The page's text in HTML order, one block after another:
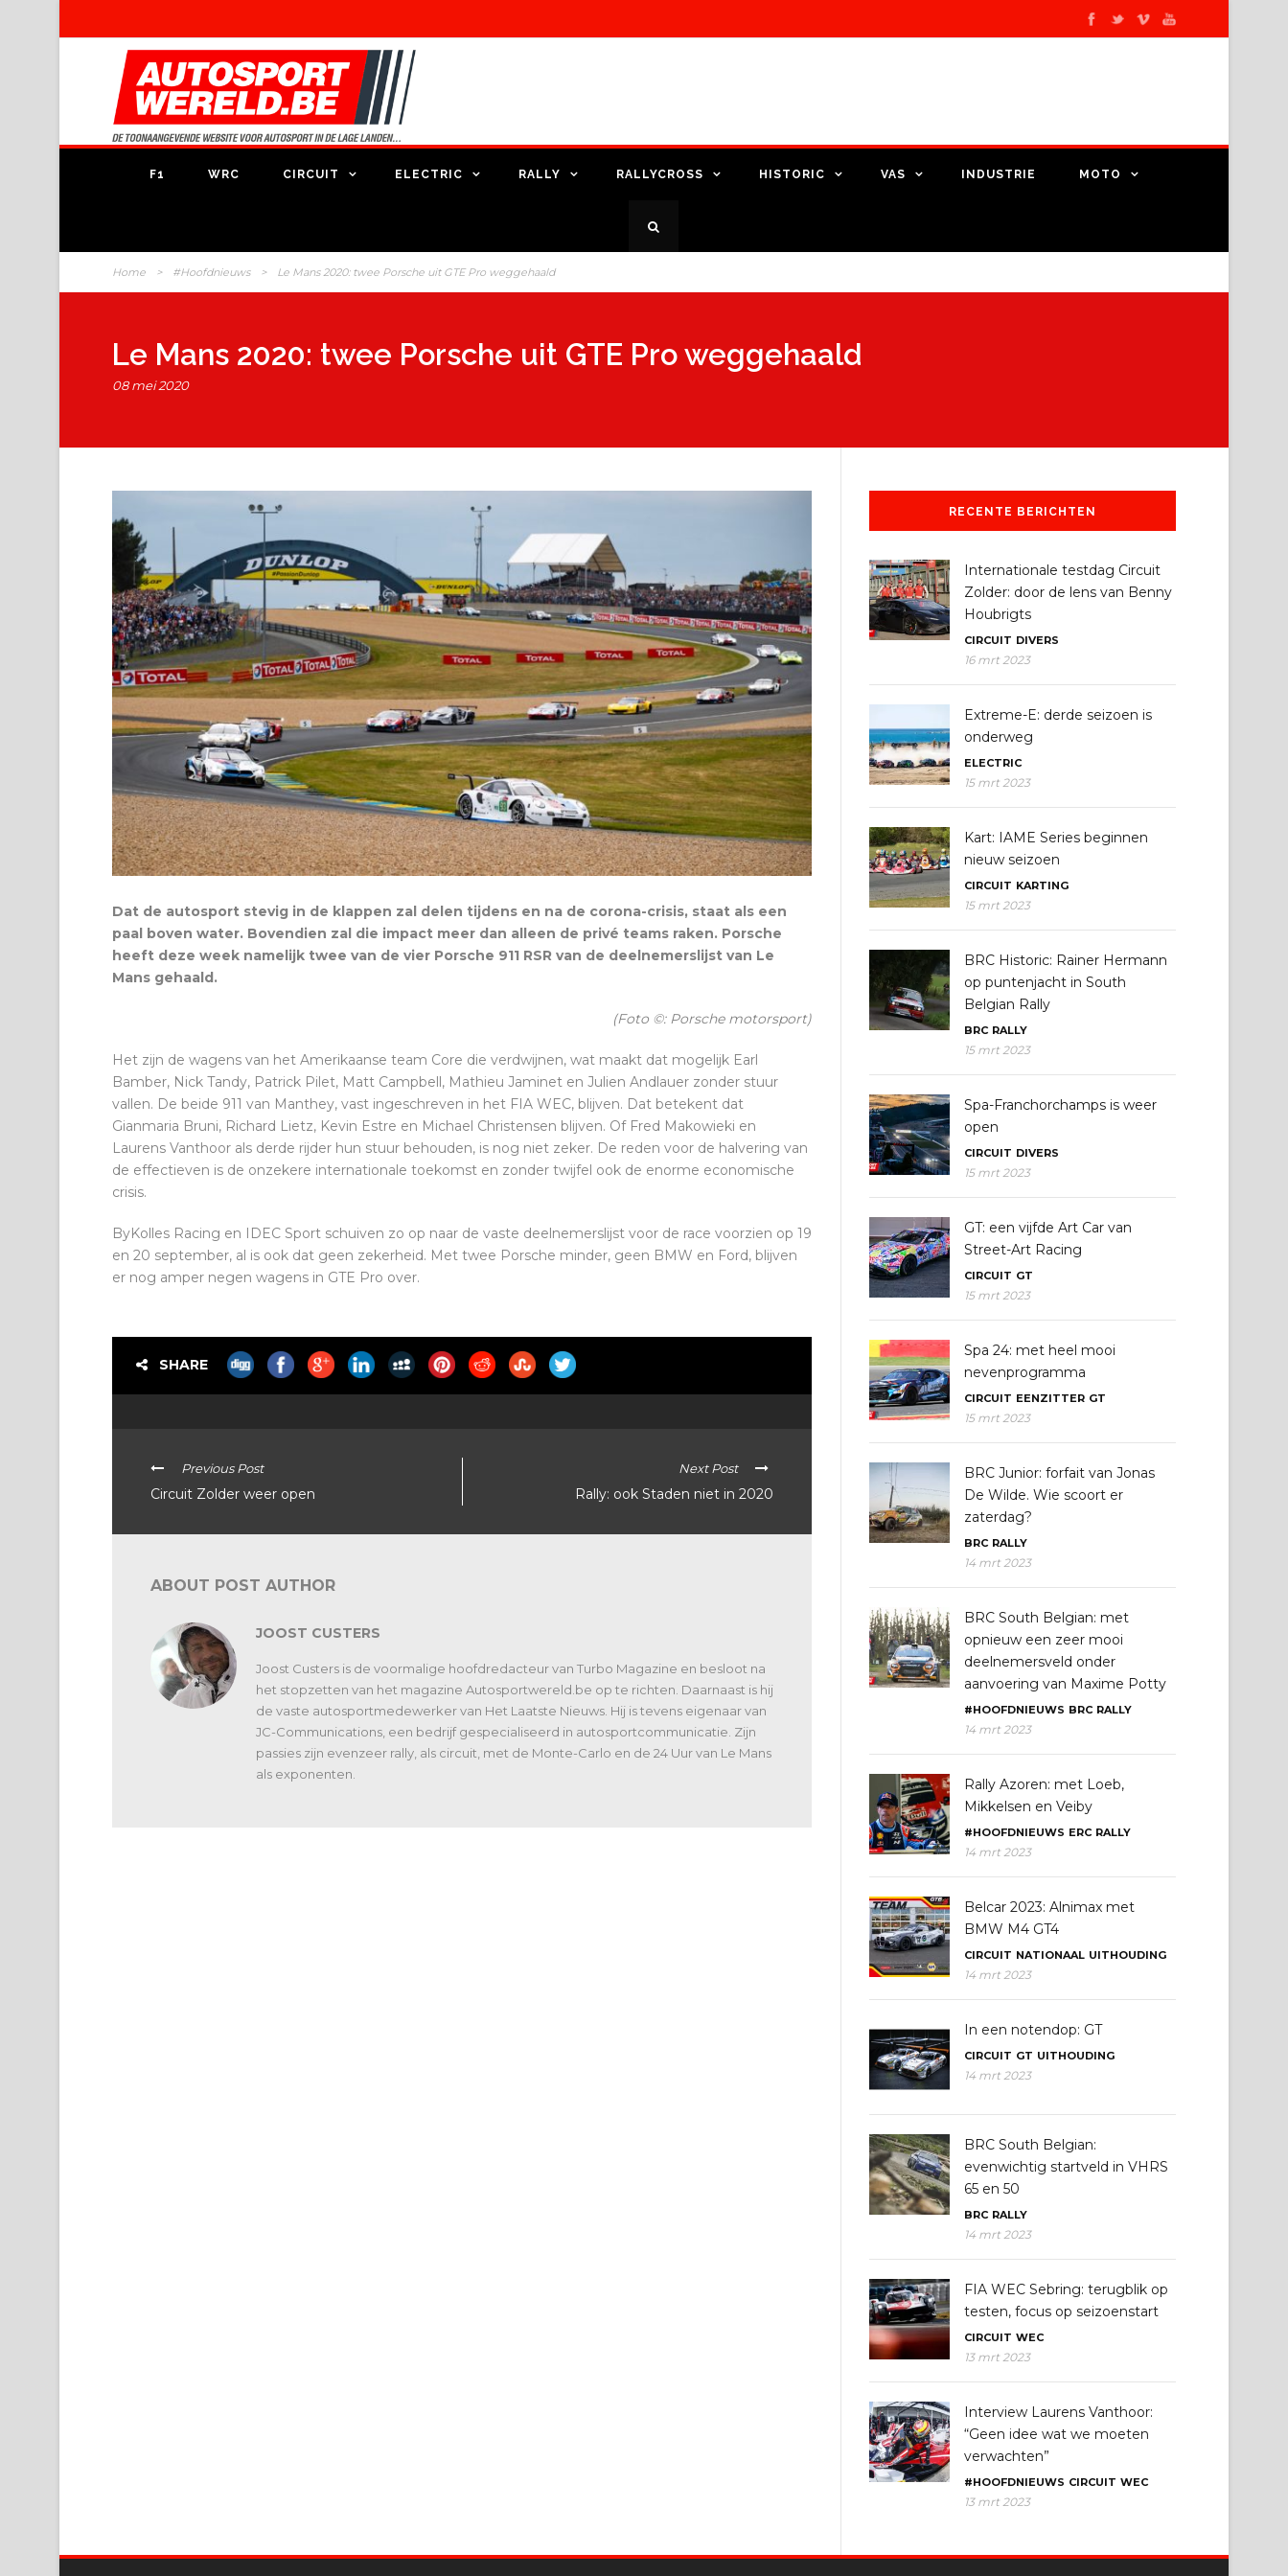
F1 WRC CIRCUIT ELECTRIC RALLY RALLYCROSS HISTORIC VAS INDUSTRIE MOTO
Home > #Hoofdnieuws > Le Mans 2020: twee Porsche uit GTE Pro weggehaald
Le Mans 2020: twee Porsche uit GTE Pro weggehaald
08 mei 2020
Dat de autosport stevig in de klappen zal delen tijdens en na de corona-crisis, staat als een
paal boven water. Bovendien zal die impact meer dan alleen de privé teams raken. Porsche
heeft deze week namelijk twee van de vier Porsche 911 RSR van de deelnemerslijst van Le
Mans gehaald.
(Foto ©: Porsche motorsport)
Het zijn de wagens van het Amerikaanse team Core die verdwijnen, wat maakt dat mogelijk Earl
Bamber, Nick Tandy, Patrick Pilet, Matt Campbell, Mathieu Jaminet en Julien Andlauer zonder stuur
vallen. De beide 911 van Manthey, vast ingeschreven in het FIA WEC, blijven. Dat betekent dat
Gianmaria Bruni, Richard Lietz, Kevin Estre en Michael Christensen blijven. Of Fred Makowieki en
Laurens Vanthoor als derde rijder hun stuur behouden, is nog niet zeker. De reden voor de halvering van
de effectieven is de onzekere internationale toekomst en zonder twijfel ook de enorme economische
crisis.
ByKolles Racing en IDEC Sport schuiven zo op naar de vaste deelnemerslijst voor de race voorzien op 19
en 20 september, al is ook dat geen zekerheid. Met twee Porsche minder, geen BMW en Ford, blijven
er nog amper negen wagens in GTE Pro over.
SHARE
Previous Post
Circuit Zolder weer open
Next Post
Rally: ook Staden niet in 2020
ABOUT POST AUTHOR
JOOST CUSTERS
Joost Custers is de voormalige hoofdredacteur van Turbo Magazine en besloot na
het stopzetten van het magazine Autosportwereld.be op te richten. Daarnaast is hij
de vaste autosportmedewerker van Het Laatste Nieuws. Hij is tevens eigenaar van
JC-Communications, een bedrijf gespecialiseerd in autosportcommunicatie. Zijn
passies zijn evenzeer rally, als circuit, met de Monte-Carlo en de 24 Uur van Le Mans
als exponenten.
RECENTE BERICHTEN
Internationale testdag Circuit
Zolder: door de lens van Benny
Houbrigts
CIRCUIT DIVERS
16 mrt 2023
Extreme-E: derde seizoen is
onderweg
ELECTRIC
15 mrt 2023
Kart: IAME Series beginnen
nieuw seizoen
CIRCUIT KARTING
15 mrt 2023
BRC Historic: Rainer Hermann
op puntenjacht in South
Belgian Rally
BRC RALLY
15 mrt 2023
Spa-Franchorchamps is weer
open
CIRCUIT DIVERS
15 mrt 2023
GT: een vijfde Art Car van
Street-Art Racing
CIRCUIT GT
15 mrt 2023
Spa 24: met heel mooi
nevenprogramma
CIRCUIT EENZITTER GT
15 mrt 2023
BRC Junior: forfait van Jonas
De Wilde. Wie scoort er
zaterdag?
BRC RALLY
14 mrt 2023
BRC South Belgian: met
opnieuw een zeer mooi
deelnemersveld onder
aanvoering van Maxime Potty
#HOOFDNIEUWS BRC RALLY
14 mrt 2023
Rally Azoren: met Loeb,
Mikkelsen en Veiby
#HOOFDNIEUWS ERC RALLY
14 mrt 2023
Belcar 2023: Alnimax met
BMW M4 GT4
CIRCUIT NATIONAAL UITHOUDING
14 mrt 2023
In een notendop: GT
CIRCUIT GT UITHOUDING
14 mrt 2023
BRC South Belgian:
evenwichtig startveld in VHRS
65 en 50
BRC RALLY
14 mrt 2023
FIA WEC Sebring: terugblik op
testen, focus op seizoenstart
CIRCUIT WEC
13 mrt 2023
Interview Laurens Vanthoor:
“Geen idee wat we moeten
verwachten”
#HOOFDNIEUWS CIRCUIT WEC
13 mrt 2023